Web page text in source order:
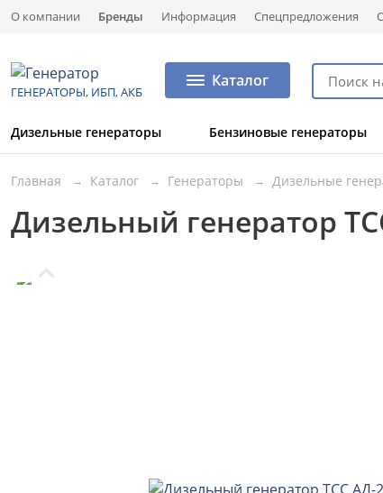
О компании Бренды Информация Спецпредложения
ГЕНЕРАТОРЫ, ИБП, АКБ
Каталог
Дизельные генераторы Бензиновые генераторы
Главная Каталог Генераторы Дизельные
Дизельный генератор